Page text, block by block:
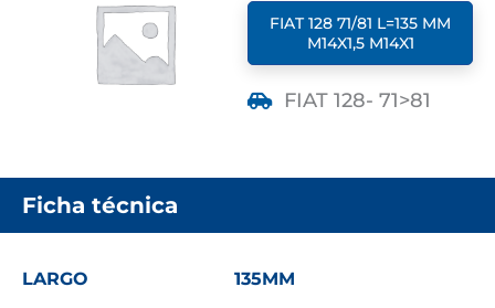
FIAT 128 71/81 L=135 MM
M14X1,5 M14X1
FIAT 128- 71>81
Ficha técnica
LARGO 135MM